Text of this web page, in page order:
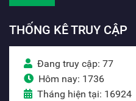
THỐNG KÊ TRUY CẬP
Đang truy cập: 77
Hôm nay: 1736
Tháng hiện tại: 16924